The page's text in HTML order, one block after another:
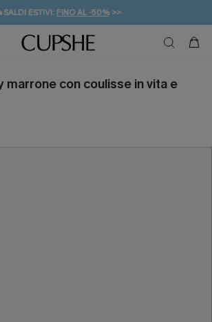
ESTIVI: FINO AL -50%>>
GRATUITA DA 49€
PER I NUOVI: 20% DI SCONTO*
marrone con coulisse in vita e